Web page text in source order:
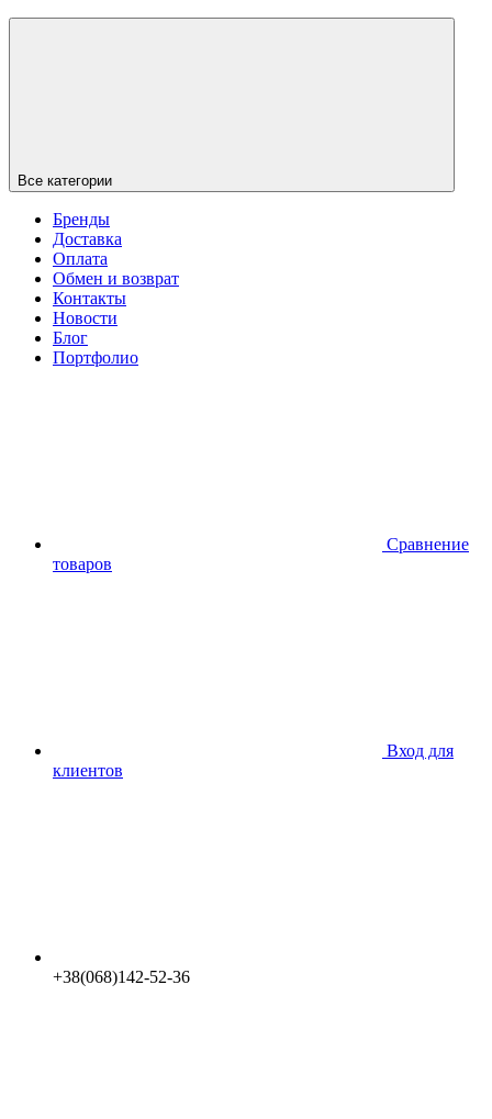
Все категории
Бренды
Доставка
Оплата
Обмен и возврат
Контакты
Новости
Блог
Портфолио
Сравнение
товаров
Вход для
клиентов
+38(068)142-52-36